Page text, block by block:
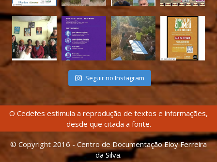
Seguir no Instagram
O Cedefes estimula a reprodução de textos e informações,
desde que citada a fonte.
© Copyright 2016 - Centro de Documentação Eloy Ferreira
da Silva.